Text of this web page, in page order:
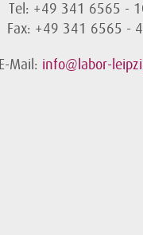
Tel: +49 341 6565 -
Fax: +49 341 6565 -
E-Mail: info@labor-